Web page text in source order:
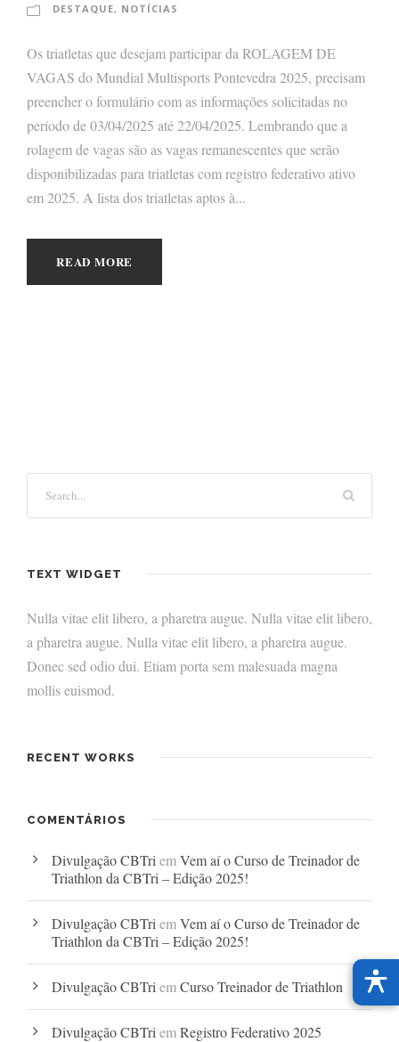
DESTAQUE, NOTÍCIAS
Os triatletas que desejam participar da ROLAGEM DE
VAGAS do Mundial Multisports Pontevedra 2025, precisam
preencher o formulário com as informações solicitadas no
período de 03/04/2025 até 22/04/2025. Lembrando que a
rolagem de vagas são as vagas remanescentes que serão
disponibilizadas para triatletas com registro federativo ativo
em 2025. A lista dos triatletas aptos à...
READ MORE
TEXT WIDGET
Nulla vitae elit libero, a pharetra augue. Nulla vitae elit libero,
a pharetra augue. Nulla vitae elit libero, a pharetra augue.
Donec sed odio dui. Etiam porta sem malesuada magna
mollis euismod.
RECENT WORKS
COMENTÁRIOS
Divulgação CBTri emVem aí o Curso de Treinador de
Triathlon da CBTri – Edição 2025!
Divulgação CBTri emVem aí o Curso de Treinador de
Triathlon da CBTri – Edição 2025!
Divulgação CBTri emCurso Treinador de Triathlon
Divulgação CBTri emRegistro Federativo 2025